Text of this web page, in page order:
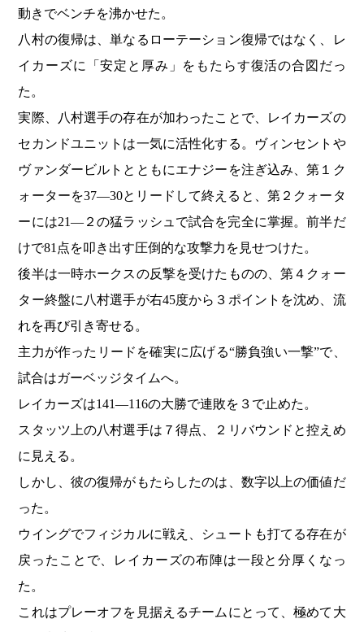
動きでベンチを沸かせた。
八村の復帰は、単なるローテーション復帰ではなく、レ
イカーズに「安定と厚み」をもたらす復活の合図だっ
た。
実際、八村選手の存在が加わったことで、レイカーズの
セカンドユニットは一気に活性化する。ヴィンセントや
ヴァンダービルトとともにエナジーを注ぎ込み、第１ク
ォーターを37―30とリードして終えると、第２クォータ
ーには21―２の猛ラッシュで試合を完全に掌握。前半だ
けで81点を叩き出す圧倒的な攻撃力を見せつけた。
後半は一時ホークスの反撃を受けたものの、第４クォー
ター終盤に八村選手が右45度から３ポイントを沈め、流
れを再び引き寄せる。
主力が作ったリードを確実に広げる“勝負強い一撃”で、
試合はガーベッジタイムへ。
レイカーズは141―116の大勝で連敗を３で止めた。
スタッツ上の八村選手は７得点、２リバウンドと控えめ
に見える。
しかし、彼の復帰がもたらしたのは、数字以上の価値だ
った。
ウイングでフィジカルに戦え、シュートも打てる存在が
戻ったことで、レイカーズの布陣は一段と分厚くなっ
た。
これはプレーオフを見据えるチームにとって、極めて大